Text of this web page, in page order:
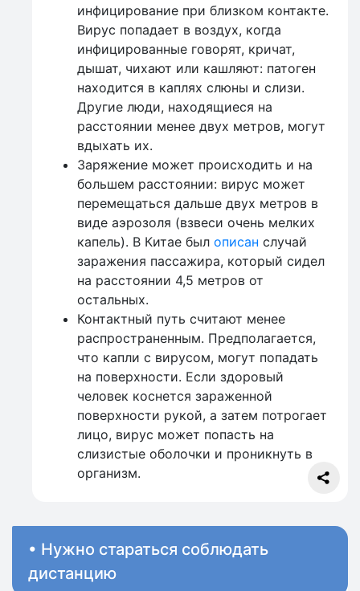
инфицирование при близком контакте.
Вирус попадает в воздух, когда
инфицированные говорят, кричат,
дышат, чихают или кашляют: патоген
находится в каплях слюны и слизи.
Другие люди, находящиеся на
расстоянии менее двух метров, могут
вдыхать их.
Заряжение может происходить и на
большем расстоянии: вирус может
перемещаться дальше двух метров в
виде аэрозоля (взвеси очень мелких
капель). В Китае был описан случай
заражения пассажира, который сидел
на расстоянии 4,5 метров от
остальных.
Контактный путь считают менее
распространенным. Предполагается,
что капли с вирусом, могут попадать
на поверхности. Если здоровый
человек коснется зараженной
поверхности рукой, а затем потрогает
лицо, вирус может попасть на
слизистые оболочки и проникнуть в
организм.
• Нужно стараться соблюдать
дистанцию